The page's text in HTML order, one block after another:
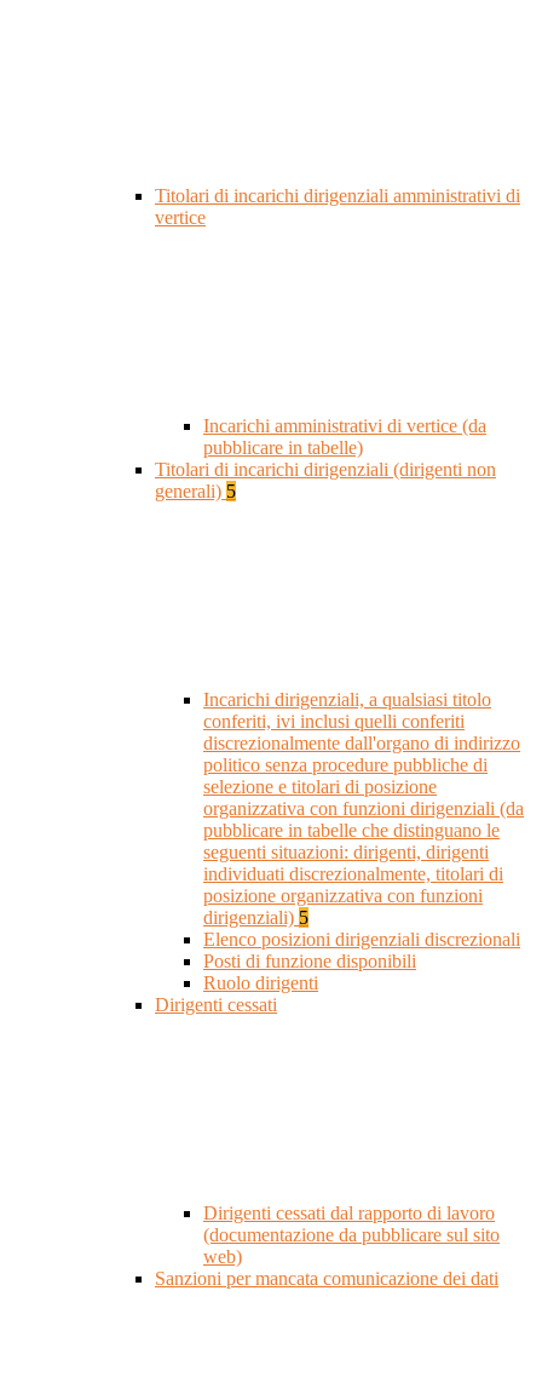
Titolari di incarichi dirigenziali amministrativi di
vertice
Incarichi amministrativi di vertice (da
pubblicare in tabelle)
Titolari di incarichi dirigenziali (dirigenti non
generali) 5
Incarichi dirigenziali, a qualsiasi titolo
conferiti, ivi inclusi quelli conferiti
discrezionalmente dall'organo di indirizzo
politico senza procedure pubbliche di
selezione e titolari di posizione
organizzativa con funzioni dirigenziali (da
pubblicare in tabelle che distinguano le
seguenti situazioni: dirigenti, dirigenti
individuati discrezionalmente, titolari di
posizione organizzativa con funzioni
dirigenziali) 5
Elenco posizioni dirigenziali discrezionali
Posti di funzione disponibili
Ruolo dirigenti
Dirigenti cessati
Dirigenti cessati dal rapporto di lavoro
(documentazione da pubblicare sul sito
web)
Sanzioni per mancata comunicazione dei dati